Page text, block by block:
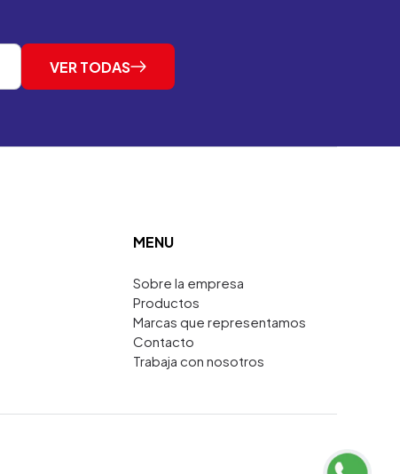
VER TODAS
MENU
Sobre la empresa
Productos
Marcas que representamos
Contacto
Trabaja con nosotros